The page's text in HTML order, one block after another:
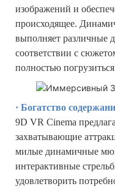
изображений и
происходящее.
выполняет различные
соответствии с
полностью
· Богатство
9D VR Cinema
захватывающие
милые динамичные
интерактивные
удовлетворить